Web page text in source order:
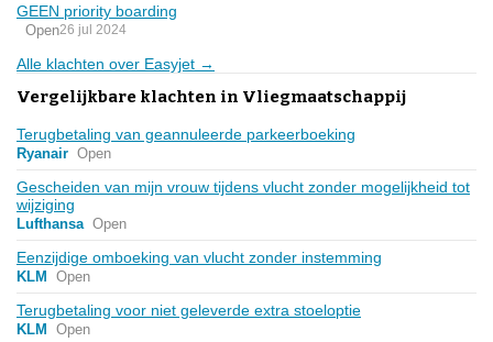
GEEN priority boarding
Open26 jul 2024
Alle klachten over Easyjet →
Vergelijkbare klachten in Vliegmaatschappij
Terugbetaling van geannuleerde parkeerboeking
Ryanair Open
Gescheiden van mijn vrouw tijdens vlucht zonder mogelijkheid tot
wijziging
Lufthansa Open
Eenzijdige omboeking van vlucht zonder instemming
KLM Open
Terugbetaling voor niet geleverde extra stoeloptie
KLM Open